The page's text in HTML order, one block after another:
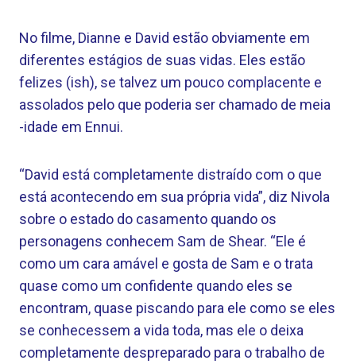
No filme, Dianne e David estão obviamente em
diferentes estágios de suas vidas. Eles estão
felizes (ish), se talvez um pouco complacente e
assolados pelo que poderia ser chamado de meia
-idade em Ennui.
“David está completamente distraído com o que
está acontecendo em sua própria vida”, diz Nivola
sobre o estado do casamento quando os
personagens conhecem Sam de Shear. “Ele é
como um cara amável e gosta de Sam e o trata
quase como um confidente quando eles se
encontram, quase piscando para ele como se eles
se conhecessem a vida toda, mas ele o deixa
completamente despreparado para o trabalho de